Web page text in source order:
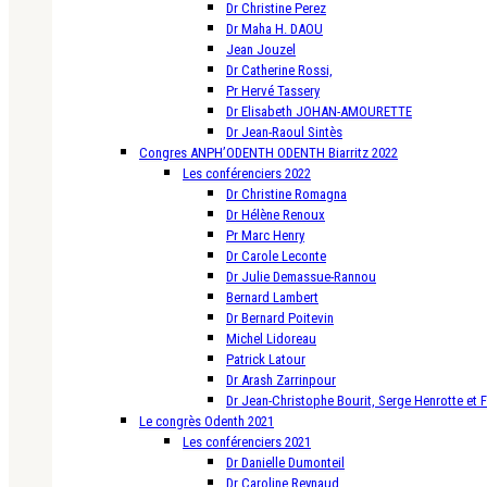
Dr Christine Perez
Dr Maha H. DAOU
Jean Jouzel
Dr Catherine Rossi,
Pr Hervé Tassery
Dr Elisabeth JOHAN-AMOURETTE
Dr Jean-Raoul Sintès
Congres ANPH’ODENTH ODENTH Biarritz 2022
Les conférenciers 2022
Dr Christine Romagna
Dr Hélène Renoux
Pr Marc Henry
Dr Carole Leconte
Dr Julie Demassue-Rannou
Bernard Lambert
Dr Bernard Poitevin
Michel Lidoreau
Patrick Latour
Dr Arash Zarrinpour
Dr Jean-Christophe Bourit, Serge Henrotte et
Le congrès Odenth 2021
Les conférenciers 2021
Dr Danielle Dumonteil
Dr Caroline Reynaud